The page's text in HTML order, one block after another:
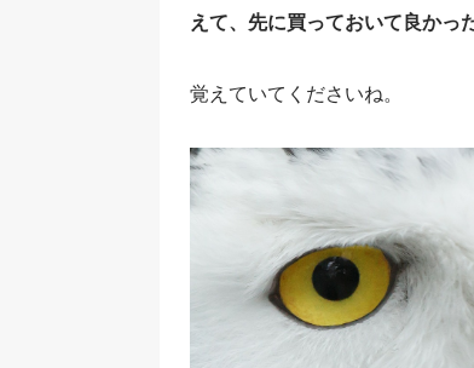
えて、先に買っておいて良かっ
覚えていてくださいね。